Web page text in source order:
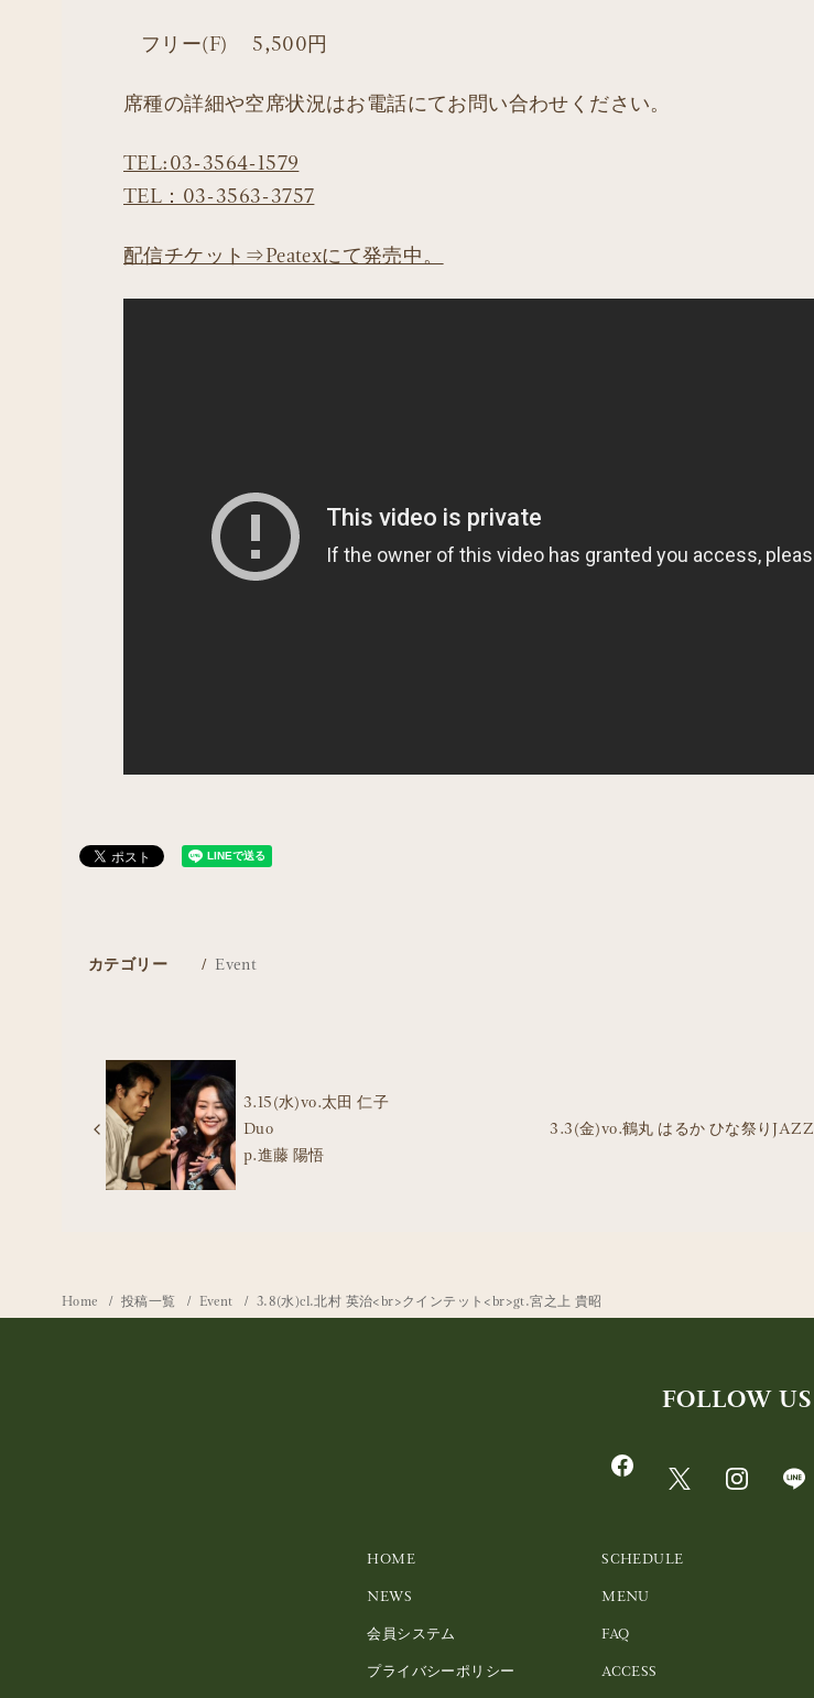
フリー(F) 5,500円
席種の詳細や空席状況はお電話にてお問い合わせください。
TEL:03-3564-1579
TEL：03-3563-3757
配信チケット⇒Peatexにて発売中。
カテゴリー Event
3.15(水)vo.太田 仁子
Duo
p.進藤 陽悟
3.3(金)vo.鶴丸 はるか ひな祭りJAZZ
Home 投稿一覧 Event 3.8(水)cl.北村 英治<br>クインテット<br>gt.宮之上 貴昭
FOLLOW US
HOME SCHEDULE
NEWS
MENU
会員システム
FAQ
プライバシーポリシー
ACCESS